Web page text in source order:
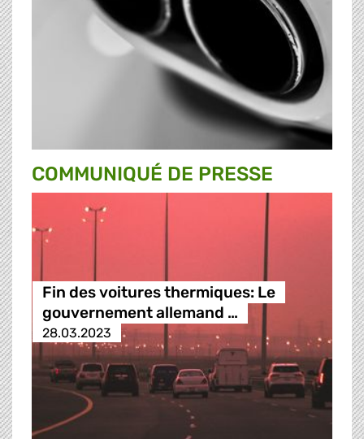
COMMUNIQUÉ DE PRESSE
Fin des voitures thermiques: Le
gouvernement allemand …
28.03.2023